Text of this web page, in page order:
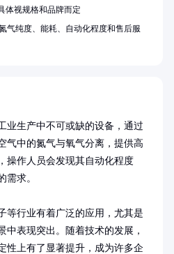
业生产中不可或缺的设备，通过
气中的氮气与氧气分离，提供高
操作人员会发现其自动化程度
需求。
等行业有着广泛的应用，尤其是
中表现突出。随着技术的发展，
性上有了显著提升，成为许多企
体视规格和品牌而定
气纯度、能耗、自动化程度和售后服